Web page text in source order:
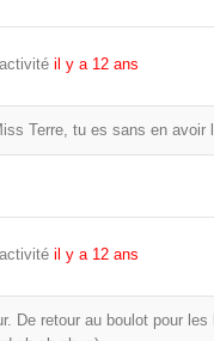
il y a 12 ans
Terre, tu es sans en avoir
il y a 12 ans
De retour au boulot pour